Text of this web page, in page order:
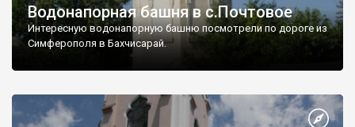
Водонапорная башня в с.Почтовое
Интересную водонапорную башню посмотрели по дороге из
Симферополя в Бахчисарай.